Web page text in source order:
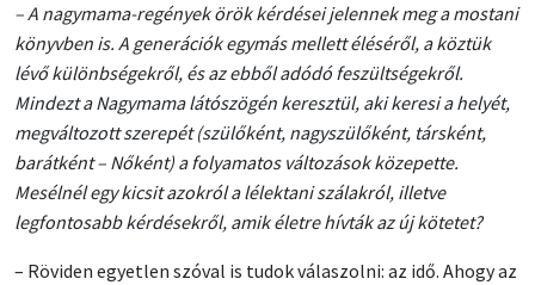
– A nagymama-regények örök kérdései jelennek meg a mostani
könyvben is. A generációk egymás mellett éléséről, a köztük
lévő különbségekről, és az ebből adódó feszültségekről.
Mindezt a Nagymama látószögén keresztül, aki keresi a helyét,
megváltozott szerepét (szülőként, nagyszülőként, társként,
barátként – Nőként) a folyamatos változások közepette.
Mesélnél egy kicsit azokról a lélektani szálakról, illetve
legfontosabb kérdésekről, amik életre hívták az új kötetet?
– Röviden egyetlen szóval is tudok válaszolni: az idő. Ahogy az